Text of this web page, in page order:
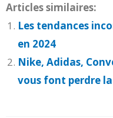
Articles similaires:
Les tendances
en 2024
Nike, Adidas,
vous font perdre